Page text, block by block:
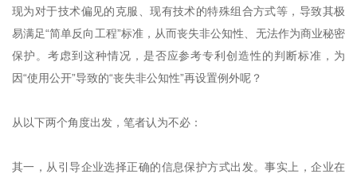
现为对于技术偏见的克服、现有技术的特殊组合方式等，导致其极
易满足“简单反向工程”标准，从而丧失非公知性、无法作为商业秘密
保护。考虑到这种情况，是否应参考专利创造性的判断标准，为
因“使用公开”导致的“丧失非公知性”再设置例外呢？
从以下两个角度出发，笔者认为不必：
其一，从引导企业选择正确的信息保护方式出发。事实上，企业在